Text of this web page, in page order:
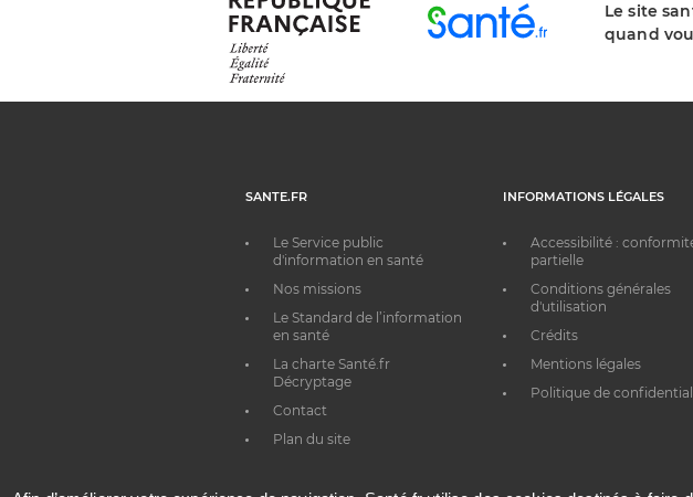
Le site
quand
SANTE.FR
Le Service public
d'information en santé
Nos missions
Le Standard de l’information
en santé
La charte Santé.fr
Décryptage
Contact
Plan du site
INFORMATIONS LÉGALES
Accessibilité :
partielle
Conditions générales
d'utilisation
Crédits
Mentions légales
Politique de